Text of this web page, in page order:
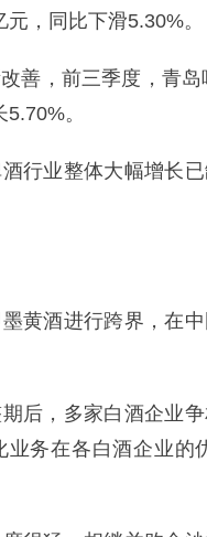
，同比下滑5.30%。
善，前三季度，青
。
行业整体大幅增长
黄酒进行跨界，在
后，多家白酒企业
务在各白酒企业